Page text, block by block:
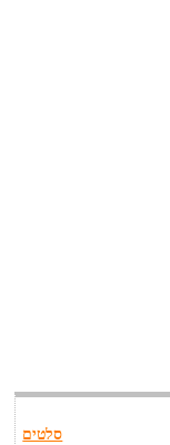
סלטים